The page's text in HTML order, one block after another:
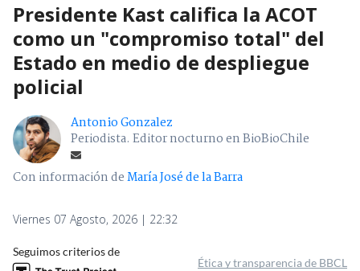
Presidente Kast califica la ACOT
como un "compromiso total" del
Estado en medio de despliegue
policial
Antonio Gonzalez
Periodista. Editor nocturno en BioBioChile
Con información deMaría José de la Barra
Viernes 07 Agosto, 2026 | 22:32
Seguimos criterios de
Ética y transparencia de BBCL